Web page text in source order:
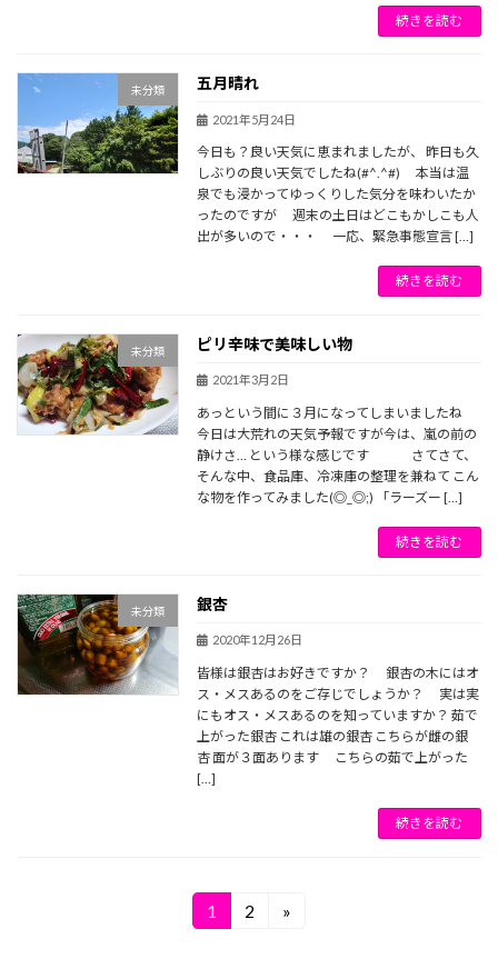
続きを読む
未分類 五月晴れ
2021年5月24日
今日も？良い天気に恵まれましたが、 昨日も久
しぶりの良い天気でしたね(#^.^#) 本当は温
泉でも浸かってゆっくりした気分を味わいたか
ったのですが 週末の土日はどこもかしこも人
出が多いので・・・ 一応、緊急事態宣言 […]
続きを読む
未分類 ピリ辛味で美味しい物
2021年3月2日
あっという間に３月になってしまいましたね
今日は大荒れの天気予報ですが今は、嵐の前の
静けさ… という様な感じです さてさて、
そんな中、食品庫、冷凍庫の整理を兼ねて こん
な物を作ってみました(◎_◎;) 「ラーズー […]
続きを読む
未分類 銀杏
2020年12月26日
皆様は銀杏はお好きですか？ 銀杏の木にはオ
ス・メスあるのをご存じでしょうか？ 実は実
にもオス・メスあるのを知っていますか？ 茹で
上がった銀杏 これは雄の銀杏 こちらが雌の銀
杏 面が３面あります こちらの茹で上がった
[…]
続きを読む
固
1
固
2 »